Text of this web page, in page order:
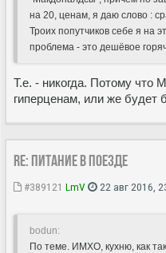
на 20, ценам, я даю слово :
Троих попутчиков себе я на
проблема - это дешёвое
Т.е. - никогда. Потому
гиперценам, или же будет
Re: Питание в поезде
#389121 LmV 22 авг 2016,
bodun:
По теме. ИМХО, кухню, как